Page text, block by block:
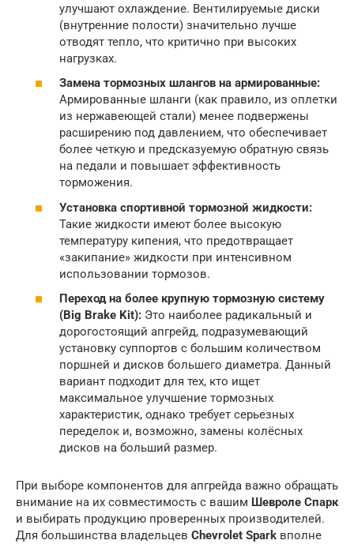
улучшают охлаждение. Вентилируемые диски
(внутренние полости) значительно лучше
отводят тепло, что критично при высоких
нагрузках.
Замена тормозных шлангов на армированные:
Армированные шланги (как правило, из оплетки
из нержавеющей стали) менее подвержены
расширению под давлением, что обеспечивает
более четкую и предсказуемую обратную связь
на педали и повышает эффективность
торможения.
Установка спортивной тормозной жидкости:
Такие жидкости имеют более высокую
температуру кипения, что предотвращает
«закипание» жидкости при интенсивном
использовании тормозов.
Переход на более крупную тормозную систему
(Big Brake Kit): Это наиболее радикальный и
дорогостоящий апгрейд, подразумевающий
установку суппортов с большим количеством
поршней и дисков большего диаметра. Данный
вариант подходит для тех, кто ищет
максимальное улучшение тормозных
характеристик, однако требует серьезных
переделок и, возможно, замены колёсных
дисков на больший размер.
При выборе компонентов для апгрейда важно обращать
внимание на их совместимость с вашим Шевроле Спарк
и выбирать продукцию проверенных производителей.
Для большинства владельцев Chevrolet Spark вполне